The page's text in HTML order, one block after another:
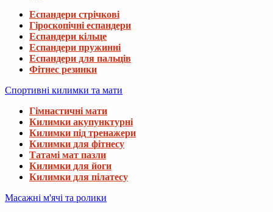
Еспандери стрічкові
Гіроскопічні еспандери
Еспандери кільце
Еспандери пружинні
Еспандери для пальців
Фітнес резинки
Спортивні килимки та мати
Гімнастичні мати
Килимки акупунктурні
Килимки під тренажери
Килимки для фітнесу
Татамі мат пазли
Килимки для йоги
Килимки для пілатесу
Масажні м'ячі та ролики